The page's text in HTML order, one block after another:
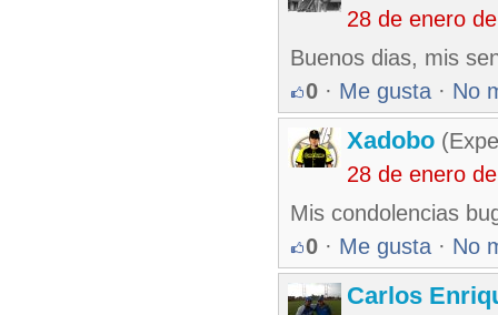
28 de enero
Buenos dias, mis
0 · Me gusta · No
Xadobo
28 de enero
Mis condolencias
0 · Me gusta · No
Carlos